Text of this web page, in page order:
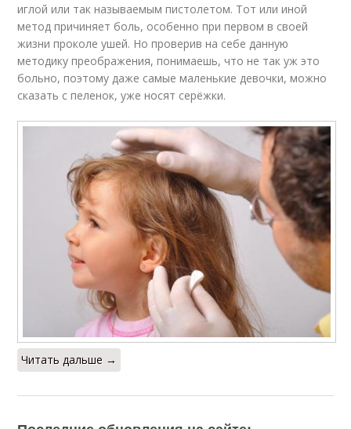
иглой или так называемым пистолетом. Тот или иной
метод причиняет боль, особенно при первом в своей
жизни проколе ушей. Но проверив на себе данную
методику преображения, понимаешь, что не так уж это
больно, поэтому даже самые маленькие девочки, можно
сказать с пеленок, уже носят серёжки.
Читать дальше →